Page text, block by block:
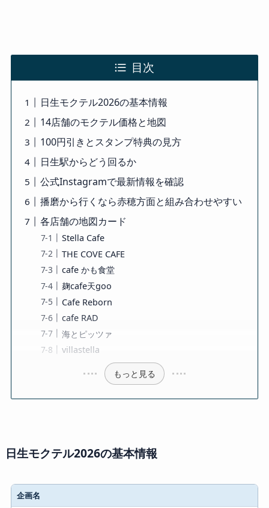
目次
日生モクテル2026の基本情報
14店舗のモクテル価格と地図
100円引きとスタンプ特典の見方
日生駅からどう回るか
公式Instagramで最新情報を確認
播磨から行くなら赤穂方面と組み合わせやすい
各店舗の地図カード
Stella Cafe
THE COVE CAFE
cafe かも食堂
麹cafe天goo
Cafe Reborn
cafe RAD
海とピッツァ
villastella
もっと見る
日生モクテル2026の基本情報
企画名